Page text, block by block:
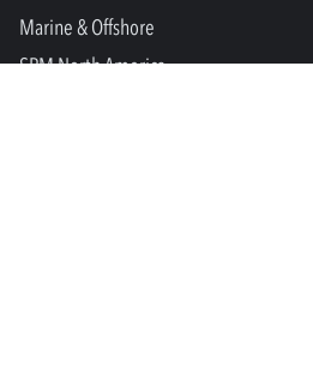
Marine & Offshore
SPM North America